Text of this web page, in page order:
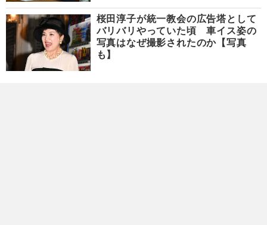
桜田淳子が統一教会の広告塔として
バリバリやっていた頃 車イス姿の
写真はなぜ撮影されたのか【写真
も】